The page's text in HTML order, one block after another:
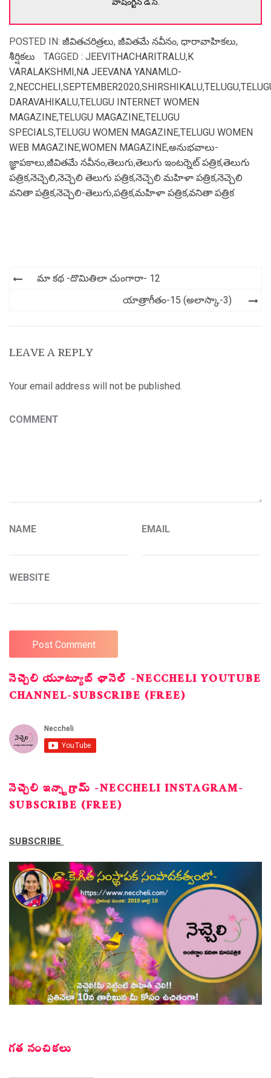
POSTED IN: జీవితచరిత్రలు, జీవితమే నవీనం, ధారావాహికలు,
శీర్షికలు
TAGGED : JEEVITHACHARITRALU,K
VARALAKSHMI,NA JEEVANA YANAMLO-
2,NECCHELI,SEPTEMBER2020,SHIRSHIKALU,TELUGU,
DARAVAHIKALU,TELUGU INTERNET WOMEN
MAGAZINE,TELUGU MAGAZINE,TELUGU
SPECIALS,TELUGU WOMEN MAGAZINE,TELUGU WOMEN
WEB MAGAZINE,WOMEN MAGAZINE,అనుభవాలు-
జ్ఞాపకాలు,జీవితమే నవీనం,తెలుగు,తెలుగు ఇంటర్నెట్ పత్రిక,తెలుగు
పత్రిక,నెచ్చెలి,నెచ్చెలి తెలుగు పత్రిక,నెచ్చెలి మహిళా పత్రిక,నెచ్చెలి
వనితా పత్రిక,నెచ్చెలి-తెలుగు,పత్రిక,మహిళా పత్రిక,వనితా పత్రిక
Postమా కథ -దొమితిలా చుంగారా- 12
యాత్రాగీతం-15 (అలాస్కా-3)
LEAVE A REPLY
Your email address will not be published.
COMMENT
NAME EMAIL
WEBSITE
నెచ్చెలి యూట్యూబ్ ఛానెల్ -NECCHELI YOUTUBE
CHANNEL-SUBSCRIBE (FREE)
నెచ్చెలి ఇన్స్టాగ్రామ్ -NECCHELI INSTAGRAM-
SUBSCRIBE (FREE)
SUBSCRIBE
గత సంచికలు